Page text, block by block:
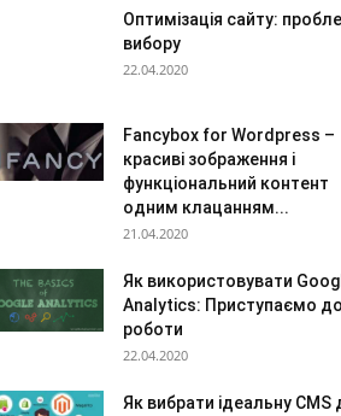
Оптимізація сайту:
вибору
22.04.2020
Fancybox for Wordpress –
красиві зображення і
функціональний контент
одним клацанням...
21.04.2020
Як використовувати
Analytics: Приступаємо до
роботи
22.04.2020
Як вибрати ідеальну CMS